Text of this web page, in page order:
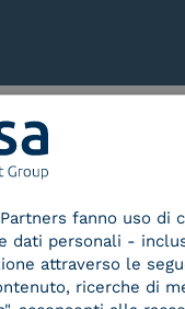
fanno uso di
dati personali -
attraverso le
ricerche di